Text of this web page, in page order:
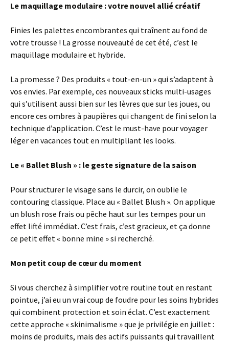
Le maquillage modulaire : votre nouvel allié créatif
Finies les palettes encombrantes qui traînent au fond de
votre trousse ! La grosse nouveauté de cet été, c’est le
maquillage modulaire et hybride.
La promesse ? Des produits « tout-en-un » qui s’adaptent à
vos envies. Par exemple, ces nouveaux sticks multi-usages
qui s’utilisent aussi bien sur les lèvres que sur les joues, ou
encore ces ombres à paupières qui changent de fini selon la
technique d’application. C’est le must-have pour voyager
léger en vacances tout en multipliant les looks.
Le « Ballet Blush » : le geste signature de la saison
Pour structurer le visage sans le durcir, on oublie le
contouring classique. Place au « Ballet Blush ». On applique
un blush rose frais ou pêche haut sur les tempes pour un
effet lifté immédiat. C’est frais, c’est gracieux, et ça donne
ce petit effet « bonne mine » si recherché.
Mon petit coup de cœur du moment
Si vous cherchez à simplifier votre routine tout en restant
pointue, j’ai eu un vrai coup de foudre pour les soins hybrides
qui combinent protection et soin éclat. C’est exactement
cette approche « skinimalisme » que je privilégie en juillet :
moins de produits, mais des actifs puissants qui travaillent